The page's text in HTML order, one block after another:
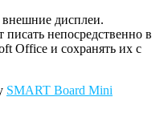
внешние дисплеи.
непосредственно в
Office и сохранять их с
SMART Board Mini